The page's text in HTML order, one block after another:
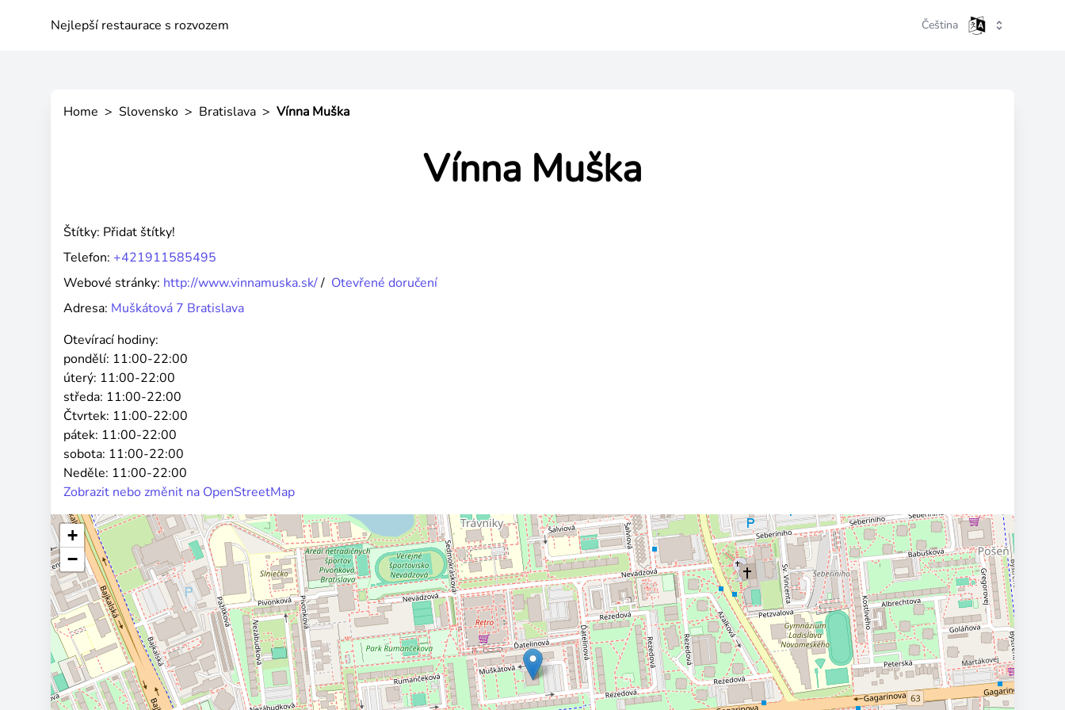
Nejlepší restaurace s rozvozem Čeština
Home > Slovensko > Bratislava > Vínna Muška
Vínna Muška
Štítky: Přidat štítky!
Telefon: +421911585495
Webové stránky: http://www.vinnamuska.sk// Otevřené doručení
Adresa: Muškátová 7 Bratislava
Otevírací hodiny:
pondělí: 11:00-22:00
úterý: 11:00-22:00
středa: 11:00-22:00
Čtvrtek: 11:00-22:00
pátek: 11:00-22:00
sobota: 11:00-22:00
Neděle: 11:00-22:00
Zobrazit nebo změnit na OpenStreetMap
+
−